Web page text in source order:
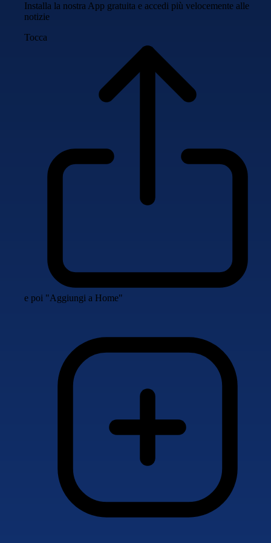
Installa la nostra App gratuita e accedi più velocemente alle
notizie
Tocca
e poi "Aggiungi a Home"